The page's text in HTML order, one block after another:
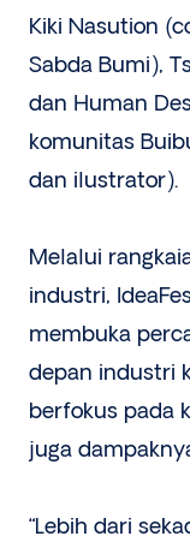
Kiki Nasution
Sabda Bumi),
dan Human
komunitas
dan ilustrator).
Melalui
industri,
membuka
depan industri
berfokus pada
juga
“Lebih dari